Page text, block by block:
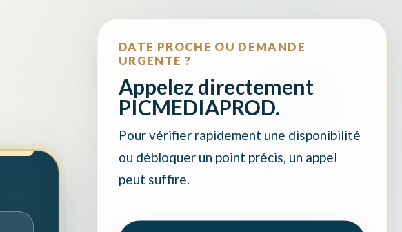
DATE PROCHE OU DEMANDE
URGENTE ?
Appelez directement
PICMEDIAPROD.
Pour vérifier rapidement une disponibilité
ou débloquer un point précis, un appel
peut suffire.